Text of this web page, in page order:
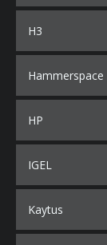
H3
Hammerspace
HP
IGEL
Kaytus